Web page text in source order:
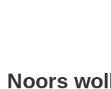
Noors